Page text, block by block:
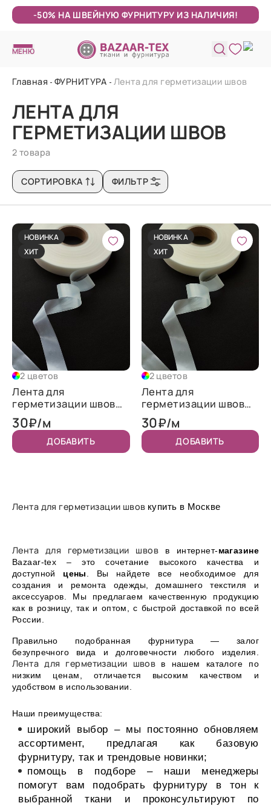
-50% НА ШВЕЙНУЮ ФУРНИТУРУ ИЗ НАЛИЧИЯ!
МЕНЮ
Главная ФУРНИТУРА Лента для герметизации швов
ЛЕНТА ДЛЯ
ГЕРМЕТИЗАЦИИ ШВОВ
2 товара
СОРТИРОВКА ФИЛЬТР
НОВИНКА
ХИТ
2 цветов
Лента для
герметизации швов
20 мм "Молочный"
30₽/м
ДОБАВИТЬ
НОВИНКА
ХИТ
2 цветов
Лента для
герметизации швов
20 мм "Айвори"
30₽/м
ДОБАВИТЬ
Лента для герметизации швов купить в Москве
Лента для герметизации швов в интернет-магазине
Bazaar-tex – это сочетание высокого качества и
доступной цены
. Вы найдете все необходимое для
создания и ремонта одежды, домашнего текстиля и
аксессуаров. Мы предлагаем качественную продукцию
как в розницу, так и оптом, с быстрой доставкой по всей
России.
Правильно подобранная фурнитура — залог
безупречного вида и долговечности любого изделия.
Лента для герметизации швов
в нашем каталоге по
низким ценам, отличается высоким качеством и
удобством в использовании.
Наши преимущества:
широкий выбор – мы постоянно обновляем
ассортимент, предлагая как базовую
фурнитуру, так и трендовые новинки;
помощь в подборе – наши менеджеры
помогут вам подобрать фурнитуру в тон к
выбранной ткани и проконсультируют по